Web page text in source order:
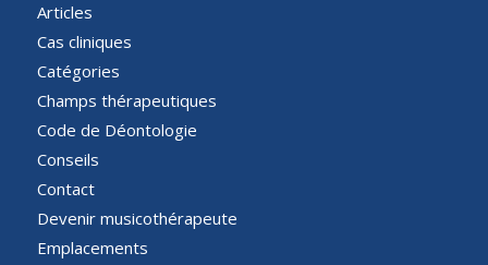
Articles
Cas cliniques
Catégories
Champs thérapeutiques
Code de Déontologie
Conseils
Contact
Devenir musicothérapeute
Emplacements